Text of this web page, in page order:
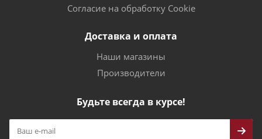
Согласие на обработку Cookie
Доставка и оплата
Наши магазины
Производители
Будьте всегда в курсе!